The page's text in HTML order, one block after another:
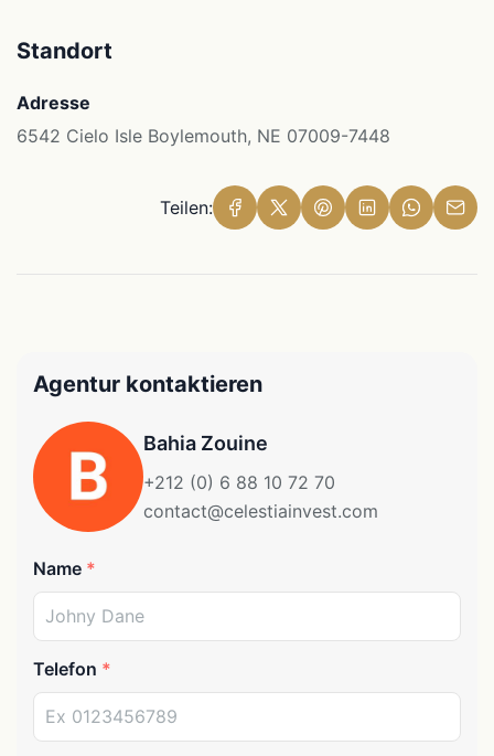
Standort
Adresse
6542 Cielo Isle Boylemouth, NE 07009-7448
Teilen:
Agentur kontaktieren
Bahia Zouine
+212 (0) 6 88 10 72 70
contact@celestiainvest.com
Name
Telefon